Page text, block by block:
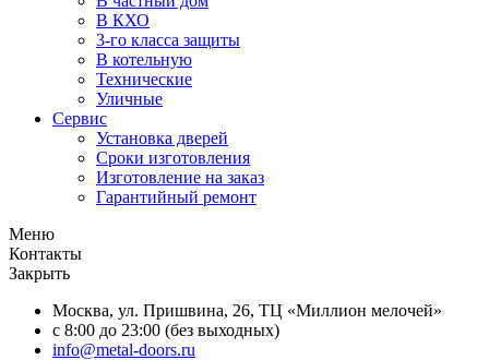
В КХО
3-го класса защиты
В котельную
Технические
Уличные
Сервис
Установка дверей
Сроки изготовления
Изготовление на заказ
Гарантийный ремонт
Меню
Контакты
Закрыть
Москва, ул. Пришвина, 26, ТЦ «Миллион мелочей»
с 8:00 до 23:00 (без выходных)
info@metal-doors.ru